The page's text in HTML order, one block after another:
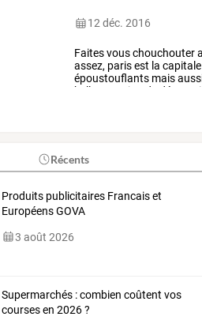
12 déc. 2016
Faitesvouschouchouter
assez, parisest la capitale
époustouflants mais
belle
occasion de découvrir
Récents
Produits publicitaires Francais et
Européens GOVA
3 août 2026
Supermarchés : combien coûtent vos
courses en 2026 ?